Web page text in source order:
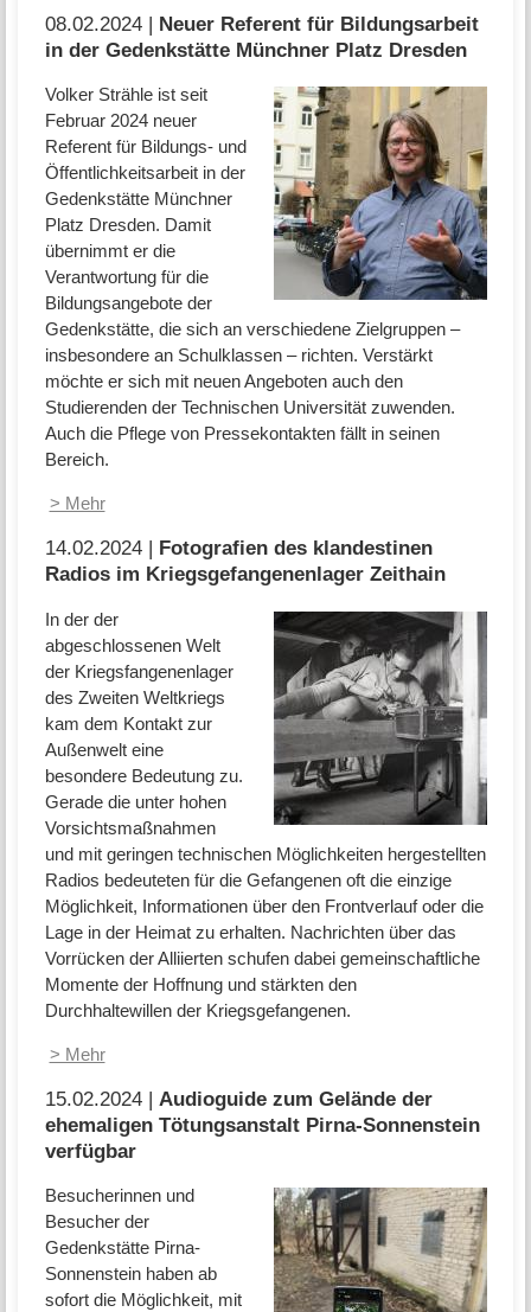
08.02.2024 | Neuer Referent für Bildungsarbeit
in der Gedenkstätte Münchner Platz Dresden
Volker Strähle ist seit
Februar 2024 neuer
Referent für Bildungs- und
Öffentlichkeitsarbeit in der
Gedenkstätte Münchner
Platz Dresden. Damit
übernimmt er die
Verantwortung für die
Bildungsangebote der
Gedenkstätte, die sich an verschiedene Zielgruppen –
insbesondere an Schulklassen – richten. Verstärkt
möchte er sich mit neuen Angeboten auch den
Studierenden der Technischen Universität zuwenden.
Auch die Pflege von Pressekontakten fällt in seinen
Bereich.
> Mehr
14.02.2024 | Fotografien des klandestinen
Radios im Kriegsgefangenenlager Zeithain
In der der
abgeschlossenen Welt
der Kriegsfangenenlager
des Zweiten Weltkriegs
kam dem Kontakt zur
Außenwelt eine
besondere Bedeutung zu.
Gerade die unter hohen
Vorsichtsmaßnahmen
und mit geringen technischen Möglichkeiten hergestellten
Radios bedeuteten für die Gefangenen oft die einzige
Möglichkeit, Informationen über den Frontverlauf oder die
Lage in der Heimat zu erhalten. Nachrichten über das
Vorrücken der Alliierten schufen dabei gemeinschaftliche
Momente der Hoffnung und stärkten den
Durchhaltewillen der Kriegsgefangenen.
> Mehr
15.02.2024 | Audioguide zum Gelände der
ehemaligen Tötungsanstalt Pirna-Sonnenstein
verfügbar
Besucherinnen und
Besucher der
Gedenkstätte Pirna-
Sonnenstein haben ab
sofort die Möglichkeit, mit